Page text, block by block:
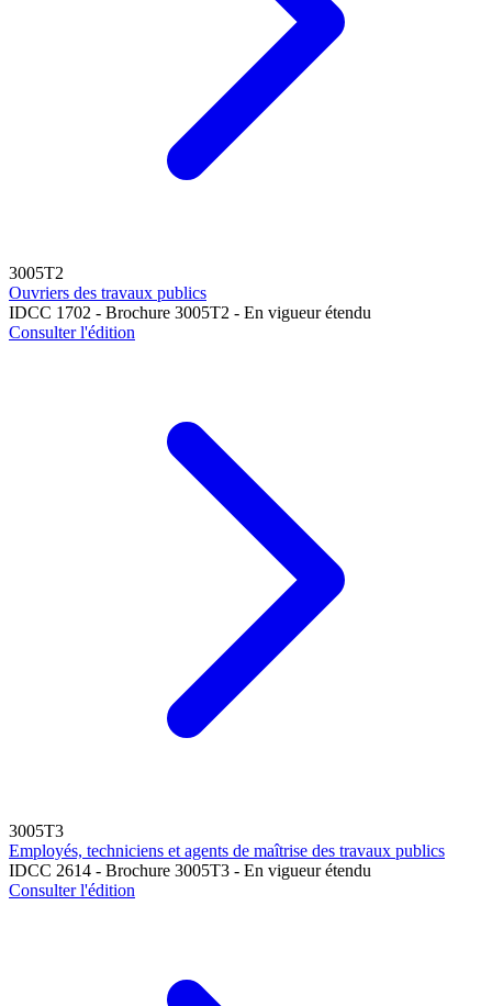
3005T2
Ouvriers des travaux publics
IDCC 1702 - Brochure 3005T2 - En vigueur étendu
Consulter l'édition
3005T3
Employés, techniciens et agents de maîtrise des travaux publics
IDCC 2614 - Brochure 3005T3 - En vigueur étendu
Consulter l'édition